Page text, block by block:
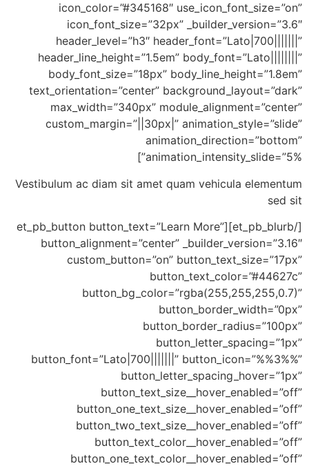
icon_color=”#345168″
icon_font_size=”32px”
header_level=”h3″
header_line_height=”1.5em”
body_font_size=”18px”
text_orientation=”center”
max_width=”340px”
custom_margin=”||30px|”
Vestibulum ac diam sit amet quam
[/et_pb_blurb][et_pb_button button_text=”Learn More”
button_alignment=”center”
custom_button=”on”
button_font=”Lato|700|||||||”